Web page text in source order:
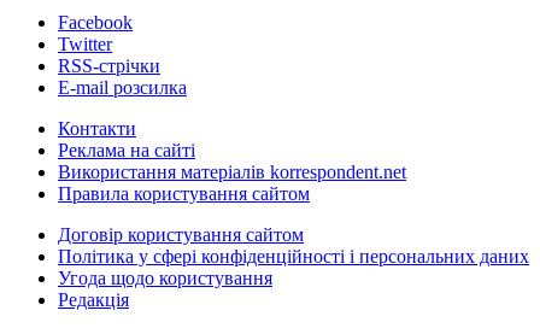
Facebook
Twitter
RSS-стрічки
E-mail розсилка
Контакти
Реклама на сайті
Використання матеріалів korrespondent.net
Правила користування сайтом
Договір користування сайтом
Політика у сфері конфіденційності і персональних даних
Угода щодо користування
Редакція